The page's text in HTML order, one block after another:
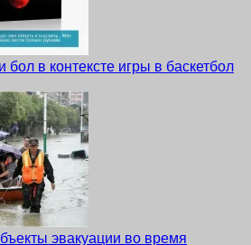
бол в контексте игры в баскетбол
эвакуации во время